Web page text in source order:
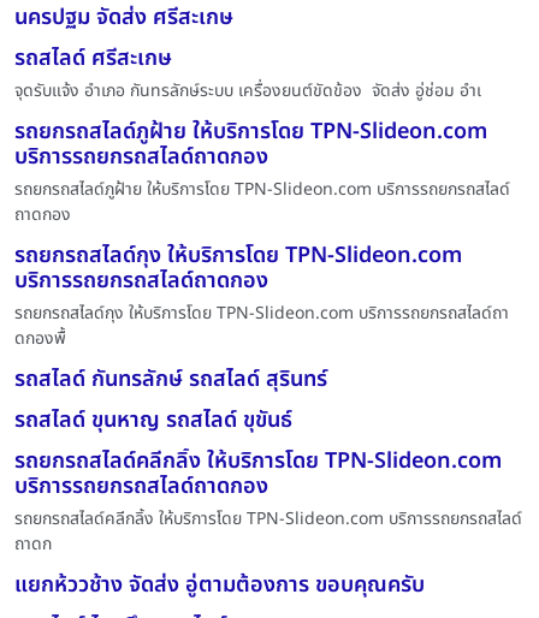
นครปฐม จัดส่ง ศรีสะเกษ
รถสไลด์ ศรีสะเกษ
จุดรับแจ้ง อำเภอ กันทรลักษ์ระบบ เครื่องยนต์ขัดข้อง จัดส่ง อู่ช่อม อำเ
รถยกรถสไลด์ภูฝ้าย ให้บริการโดย TPN-Slideon.com
บริการรถยกรถสไลด์ถาดกอง
รถยกรถสไลด์ภูฝ้าย ให้บริการโดย TPN-Slideon.com บริการรถยกรถสไลด์
ถาดกอง
รถยกรถสไลด์กุง ให้บริการโดย TPN-Slideon.com
บริการรถยกรถสไลด์ถาดกอง
รถยกรถสไลด์กุง ให้บริการโดย TPN-Slideon.com บริการรถยกรถสไลด์ถา
ดกองพื้
รถสไลด์ กันทรลักษ์ รถสไลด์ สุรินทร์
รถสไลด์ ขุนหาญ รถสไลด์ ขุขันธ์
รถยกรถสไลด์คลีกลิ้ง ให้บริการโดย TPN-Slideon.com
บริการรถยกรถสไลด์ถาดกอง
รถยกรถสไลด์คลีกลิ้ง ให้บริการโดย TPN-Slideon.com บริการรถยกรถสไลด์
ถาดก
แยกห้ววช้าง จัดส่ง อู่ตามต้องการ ขอบคุณครับ